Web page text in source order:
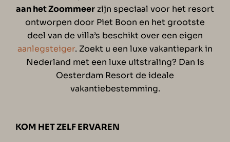
aan het Zoommeer zijn speciaal voor het resort
ontworpen door Piet Boon en het grootste
deel van de villa’s beschikt over een eigen
aanlegsteiger. Zoekt u een luxe vakantiepark in
Nederland met een luxe uitstraling? Dan is
Oesterdam Resort de ideale
vakantiebestemming.
KOM HET ZELF ERVAREN